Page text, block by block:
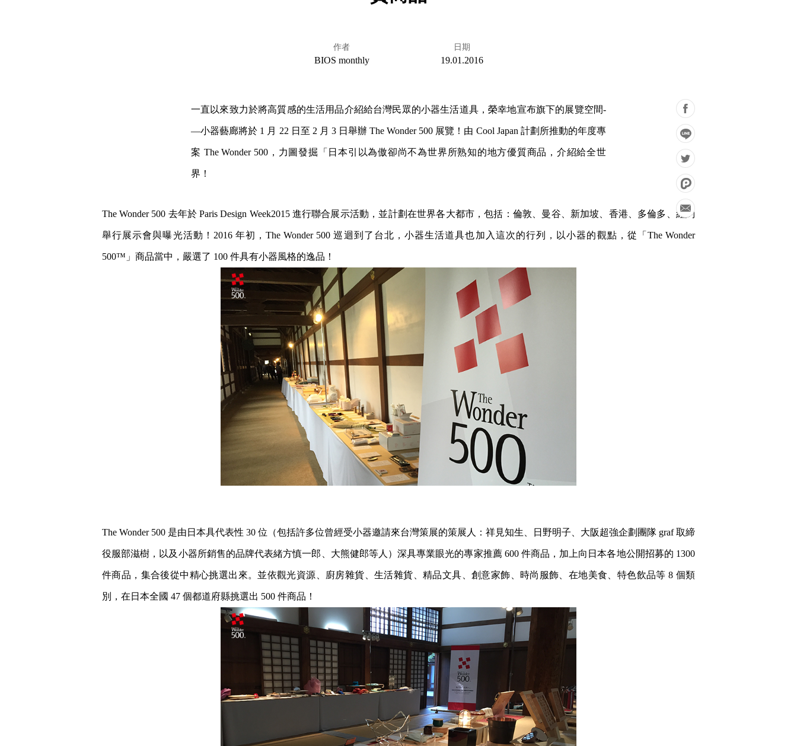
作者
BIOS monthly
日期
19.01.2016
一直以來致力於將高質感的生活用品介紹給台灣民眾的小器生活道具，榮幸地宣布旗下的展覽空間­­
—小器藝廊將於 1 月 22 日至 2 月 3 日舉辦 The Wonder 500 展覽！由 Cool Japan 計劃所推動的年度專
案 The Wonder 500，力圖發掘「日本引以為傲卻尚不為世界所熟知的地方優質商品，介紹給全世
界！
The Wonder 500 去年於 Paris Design Week2015 進行聯合展示活動，並計劃在世界各大都市，包括：倫敦、曼谷、新加坡、香港、多倫多、紐約
舉行展示會與曝光活動！2016 年初，The Wonder 500 巡迴到了台北，小器生活道具也加入這次的行列，以小器的觀點，從「The Wonder
500™」商品當中，嚴選了 100 件具有小器風格的逸品！
The Wonder 500 是由日本具代表性 30 位（包括許多位曾經受小器邀請來台灣策展的策展人：祥見知生、日野明子、大阪超強企劃團隊 graf 取締
役服部滋樹，以及小器所銷售的品牌代表緒方慎一郎、大熊健郎等人）深具專業眼光的專家推薦 600 件商品，加上向日本各地公開招募的 1300
件商品，集合後從中精心挑選出來。並依觀光資源、廚房雜貨、生活雜貨、精品文具、創意家飾、時尚服飾、在地美食、特色飲品等 8 個類
別，在日本全國 47 個都道府縣挑選出 500 件商品！